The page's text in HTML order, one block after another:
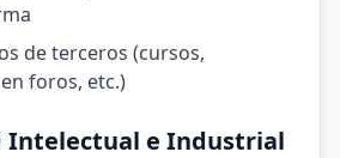
de terceros (cursos,
foros, etc.)
Intelectual e Industrial